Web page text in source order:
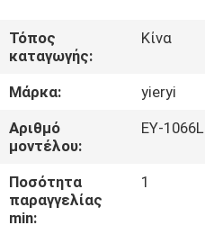
ΕΡΓΟΣΤΑΣΊΩΝ
ΠΟΙΟΤΙΚΌΣ
ΈΛΕΓΧΟΣ
ΕΠΑΦΉ
Τόπος
καταγωγής:
Κίνα
Μάρκα:
yieryi
Αριθμό
μοντέλου:
ΕΥ-1066L
Ποσότητα
παραγγελίας
min:
1